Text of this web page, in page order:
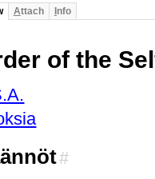
Attach Info
of the
#